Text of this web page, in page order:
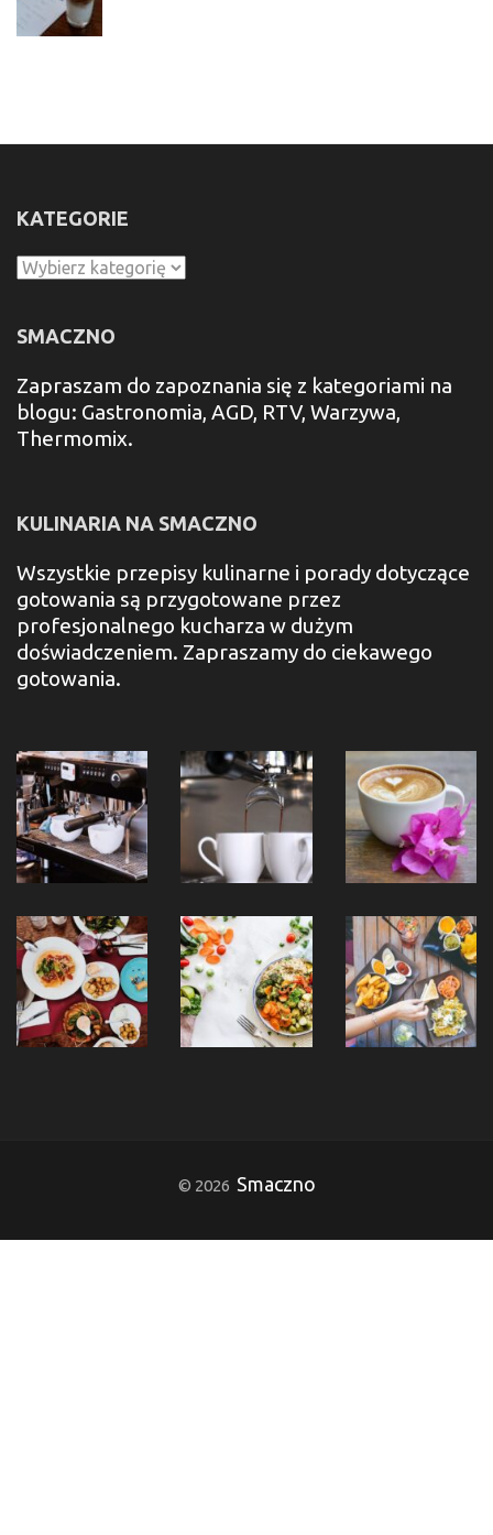
KATEGORIE
Kategorie
SMACZNO
Zapraszam do zapoznania się z kategoriami na
blogu: Gastronomia, AGD, RTV, Warzywa,
Thermomix.
KULINARIA NA SMACZNO
Wszystkie przepisy kulinarne i porady dotyczące
gotowania są przygotowane przez
profesjonalnego kucharza w dużym
doświadczeniem. Zapraszamy do ciekawego
gotowania.
© 2026 Smaczno